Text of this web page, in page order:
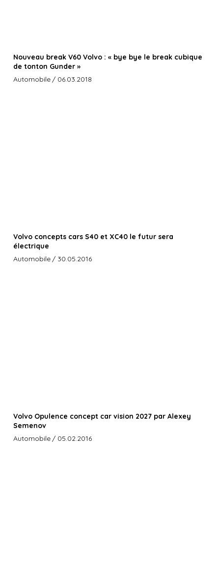
Nouveau break V60 Volvo : « bye bye le break cubique
de tonton Gunder »
Automobile / 06.03.2018
Volvo concepts cars S40 et XC40 le futur sera
électrique
Automobile / 30.05.2016
Volvo Opulence concept car vision 2027 par Alexey
Semenov
Automobile / 05.02.2016